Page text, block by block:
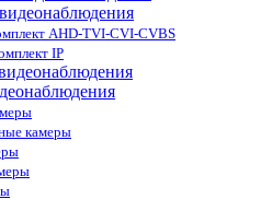
AHD-TVI-CVI-CVBS
IP
камеры